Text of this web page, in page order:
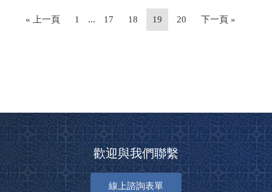
« 上一頁 1 ... 17 18 19 20 下一頁 »
歡迎與我們聯繫
線上諮詢表單